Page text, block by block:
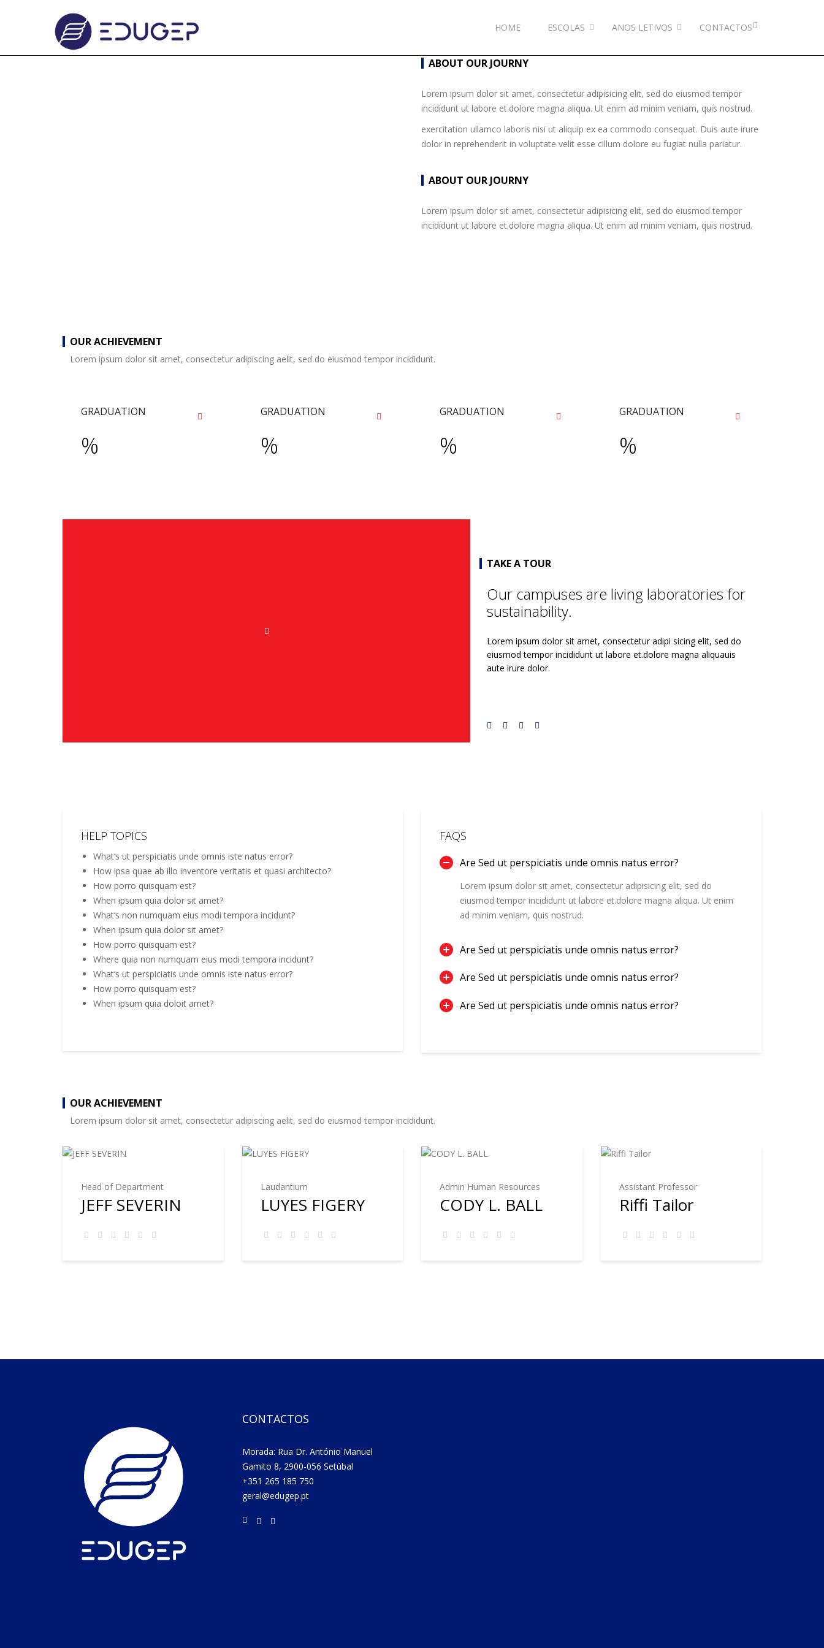
HOME ESCOLAS ANOS LETIVOS CONTACTOS
ABOUT OUR JOURNY
Lorem ipsum dolor sit amet, consectetur adipisicing elit, sed do eiusmod tempor
incididunt ut labore et.dolore magna aliqua. Ut enim ad minim veniam, quis nostrud.
exercitation ullamco laboris nisi ut aliquip ex ea commodo consequat. Duis aute irure
dolor in reprehenderit in voluptate velit esse cillum dolore eu fugiat nulla pariatur.
ABOUT OUR JOURNY
Lorem ipsum dolor sit amet, consectetur adipisicing elit, sed do eiusmod tempor
incididunt ut labore et.dolore magna aliqua. Ut enim ad minim veniam, quis nostrud.
OUR ACHIEVEMENT
Lorem ipsum dolor sit amet, consectetur adipiscing aelit, sed do eiusmod tempor incididunt.
GRADUATION
%
GRADUATION
%
GRADUATION
%
GRADUATION
%
TAKE A TOUR
Our campuses are living laboratories for
sustainability.
Lorem ipsum dolor sit amet, consectetur adipi sicing elit, sed do
eiusmod tempor incididunt ut labore et.dolore magna aliquauis
aute irure dolor.
HELP TOPICS
What’s ut perspiciatis unde omnis iste natus error?
How ipsa quae ab illo inventore veritatis et quasi architecto?
How porro quisquam est?
When ipsum quia dolor sit amet?
What’s non numquam eius modi tempora incidunt?
When ipsum quia dolor sit amet?
How porro quisquam est?
Where quia non numquam eius modi tempora incidunt?
What’s ut perspiciatis unde omnis iste natus error?
How porro quisquam est?
When ipsum quia doloit amet?
FAQS
Are Sed ut perspiciatis unde omnis natus error?
Lorem ipsum dolor sit amet, consectetur adipisicing elit, sed do
eiusmod tempor incididunt ut labore et.dolore magna aliqua. Ut enim
ad minim veniam, quis nostrud.
Are Sed ut perspiciatis unde omnis natus error?
Are Sed ut perspiciatis unde omnis natus error?
Are Sed ut perspiciatis unde omnis natus error?
OUR ACHIEVEMENT
Lorem ipsum dolor sit amet, consectetur adipiscing aelit, sed do eiusmod tempor incididunt.
Head of Department
JEFF SEVERIN
Laudantium
LUYES FIGERY
Admin Human Resources
CODY L. BALL
Assistant Professor
Riffi Tailor
CONTACTOS
Morada: Rua Dr. António Manuel
Gamito 8, 2900-056 Setúbal
+351 265 185 750
geral@edugep.pt